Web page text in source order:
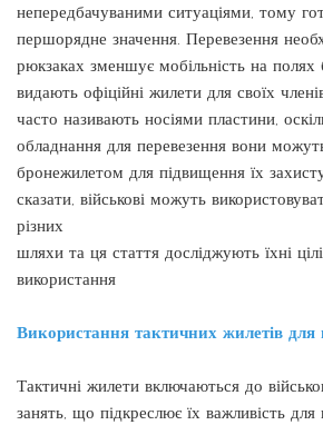
непередбачуваними ситуаціями, тому
першорядне значення. Перевезення
рюкзаках зменшує мобільність на
видають офіційні жилети для своїх
часто називають носіями пластини,
обладнання для перевезення вони
бронежилетом для підвищення їх
сказати, військові можуть
різних
шляхи та ця стаття досліджують їхні
використання
Використання тактичних жилетів для
Тактичні жилети включаються до
занять, що підкреслює їх важливість для